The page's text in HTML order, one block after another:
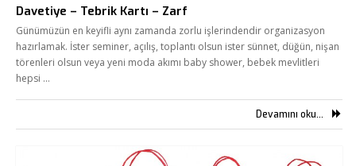
Müşteri Paneli
Davetiye – Tebrik Kartı – Zarf
Günümüzün en keyifli aynı zamanda zorlu işlerindendir organizasyon
hazırlamak. İster seminer, açılış, toplantı olsun ister sünnet, düğün, nişan
törenleri olsun veya yeni moda akımı baby shower, bebek mevlitleri
hepsi …
Devamını oku...